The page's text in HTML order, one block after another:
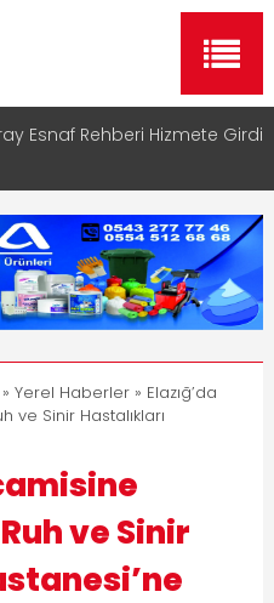
Esnaf Rehberi Hizmete Girdi
Hayatına Başladı | Hızlı ve
Akıllı Haber Platformu
Dijital Devrim: Rota Sepetim
Müdürü Makam Koltuğunu
Çocuklara Bıraktı
ile Google ve Yapay Zeka
Aramalarında Öne Çıkın
» Yerel Haberler» Elazığ’da
ve Sinir Hastalıkları
ve Sinir